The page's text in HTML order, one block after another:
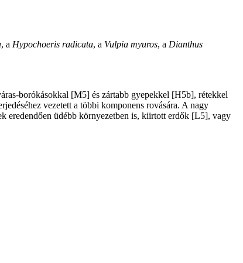
, a Hypochoeris radicata, a Vulpia myuros, a Dianthus
borókásokkal [M5] és zártabb gyepekkel [H5b], rétekkel
vezetett a többi komponens rovására. A nagy
eredendően üdébb környezetben is, kiirtott erdők [L5], vagy